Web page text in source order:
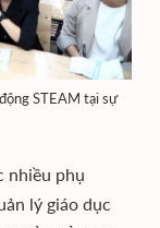
STEAM tại sự
nhiều phụ
lý giáo dục